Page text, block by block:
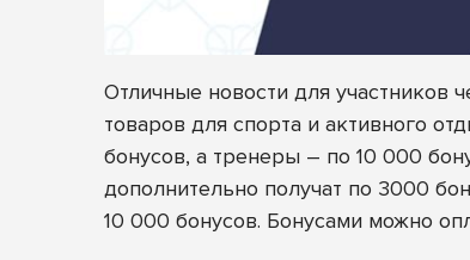
Отличные новости для
товаров для спорта и активного
бонусов, а тренеры – по 10 000
дополнительно получат по 3000
10 000 бонусов. Бонусами можно